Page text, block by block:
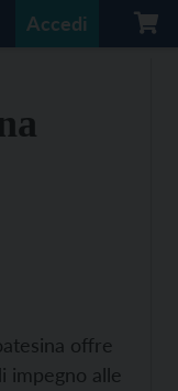
Accedi
offre
impegno alle